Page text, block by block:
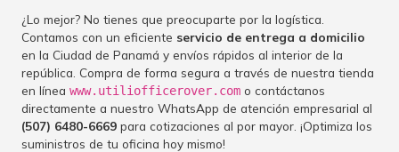
¿Lo mejor? No tienes que preocuparte por la logística.
Contamos con un eficiente servicio de entrega a domicilio
en la Ciudad de Panamá y envíos rápidos al interior de la
república. Compra de forma segura a través de nuestra tienda
en línea www.utiliofficerover.com o contáctanos
directamente a nuestro WhatsApp de atención empresarial al
(507) 6480-6669 para cotizaciones al por mayor. ¡Optimiza los
suministros de tu oficina hoy mismo!